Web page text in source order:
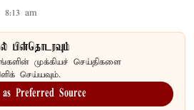
8:13 am
பின்தொடரவும்
முக்கியச் செய்திகளை
செய்யவும்.
Preferred Source